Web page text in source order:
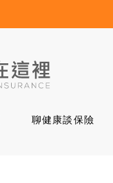
聊健康談保險